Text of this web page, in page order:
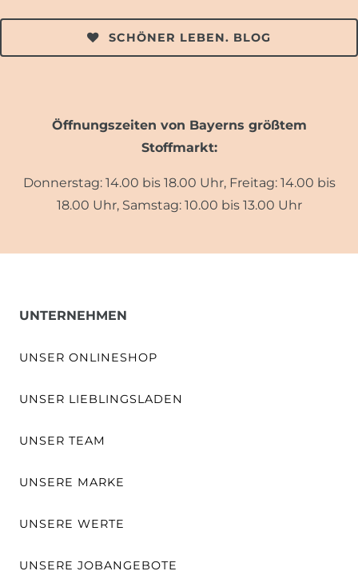
SCHÖNER LEBEN. BLOG
Öffnungszeiten von Bayerns größtem
Stoffmarkt:
Donnerstag: 14.00 bis 18.00 Uhr, Freitag: 14.00 bis
18.00 Uhr, Samstag: 10.00 bis 13.00 Uhr
UNTERNEHMEN
UNSER ONLINESHOP
UNSER LIEBLINGSLADEN
UNSER TEAM
UNSERE MARKE
UNSERE WERTE
UNSERE JOBANGEBOTE